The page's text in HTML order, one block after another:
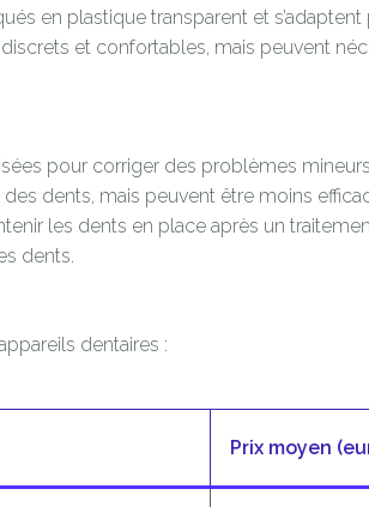
en plastique transparent et
et confortables, mais peuvent
pour corriger des problèmes
dents, mais peuvent être moins
les dents en place après un
dents.
dentaires :
Prix moyen